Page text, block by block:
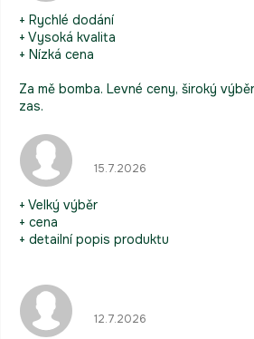
+ Rychlé dodání
+ Vysoká kvalita
+ Nízká cena
Za mě bomba. Levné ceny, široký
zas.
15.7.2026
+ Velký výběr
+ cena
+ detailní popis produktu
12.7.2026